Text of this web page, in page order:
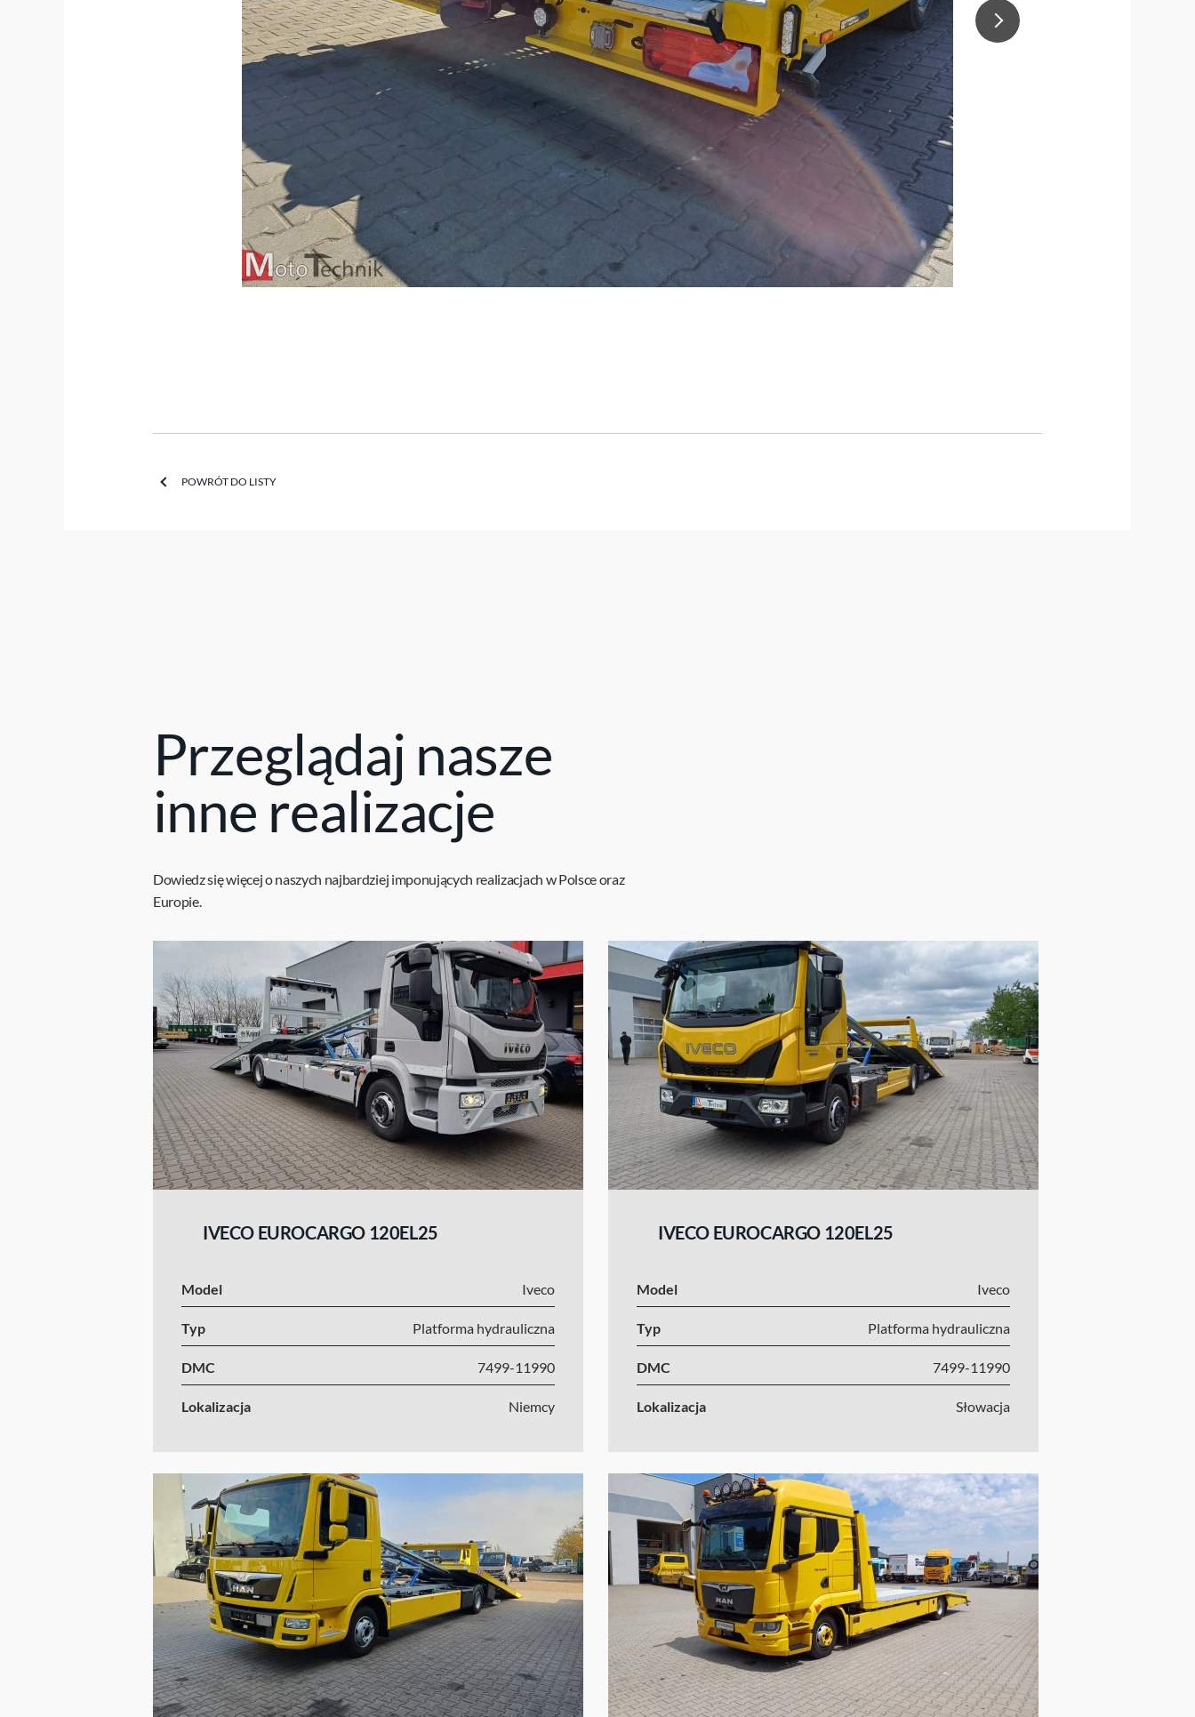
POWRÓT DO LISTY
Przeglądaj nasze
inne realizacje
Dowiedz się więcej o naszych najbardziej imponujących realizacjach w Polsce oraz
Europie.
IVECO EUROCARGO 120EL25
Model Iveco
Typ Platforma hydrauliczna
DMC 7499-11990
Lokalizacja Niemcy
IVECO EUROCARGO 120EL25
Model Iveco
Typ Platforma hydrauliczna
DMC 7499-11990
Lokalizacja Słowacja